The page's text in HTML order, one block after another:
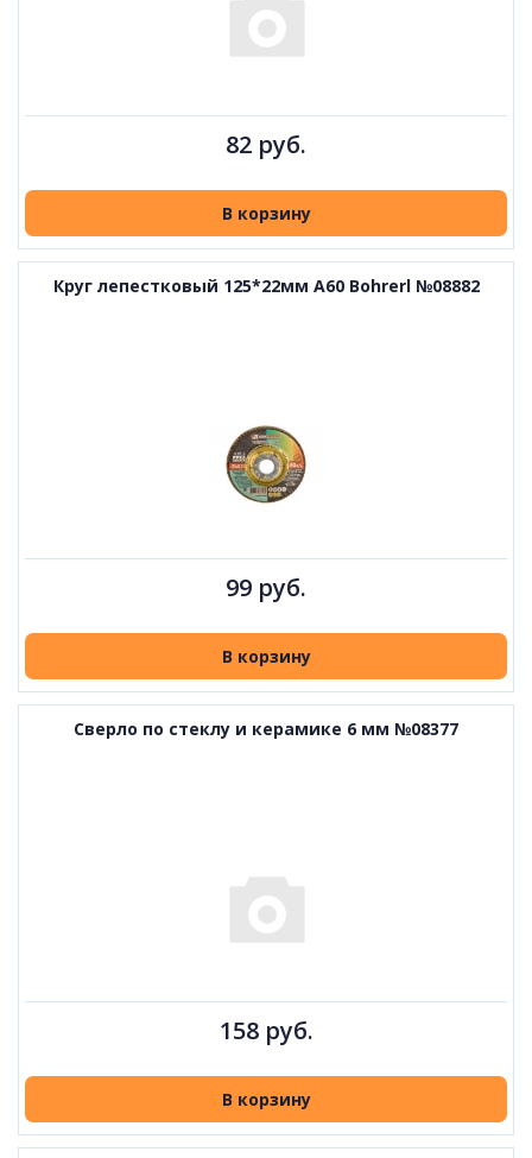
82 руб.
В корзину
Круг лепестковый 125*22мм A60 Bohrerl №08882
99 руб.
В корзину
Сверло по стеклу и керамике 6 мм №08377
158 руб.
В корзину